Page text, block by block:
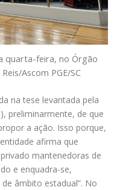
quarta-feira, no Órgão
Ascom PGE/SC
na tese levantada pela
preliminarmente, de que
a ação. Isso porque,
afirma que
mantenedoras de
e enquadra-se,
âmbito estadual”. No